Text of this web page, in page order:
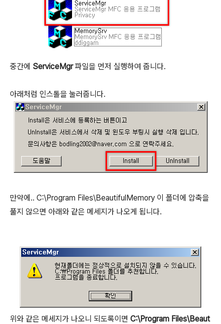
중간에 ServiceMgr파일을 먼저 실행하여 줍니다.
아래처럼 인스톨을 눌러줍니다.
만약에.. C:\Program Files\BeautifulMemory 이 폴더에 압축을
풀지 않으면 아래와 같은 메세지가 나오게 됩니다.
위와 같은 메세지가 나오니 되도록이면 C:\Program Files\Beaut